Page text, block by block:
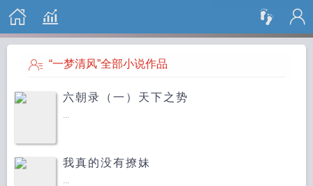
搜 索
“一梦清风”全部小说作品
六朝录（一）天下之势
...
我真的没有撩妹
...